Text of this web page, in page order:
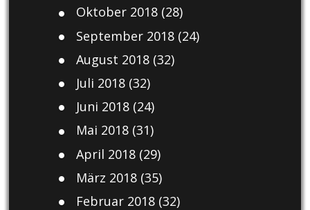
Oktober 2018(28)
September 2018(24)
August 2018(32)
Juli 2018(32)
Juni 2018(24)
Mai 2018(31)
April 2018(29)
März 2018(35)
Februar 2018(32)